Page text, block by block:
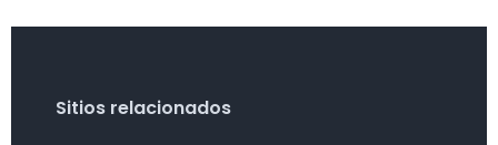
Sitios relacionados